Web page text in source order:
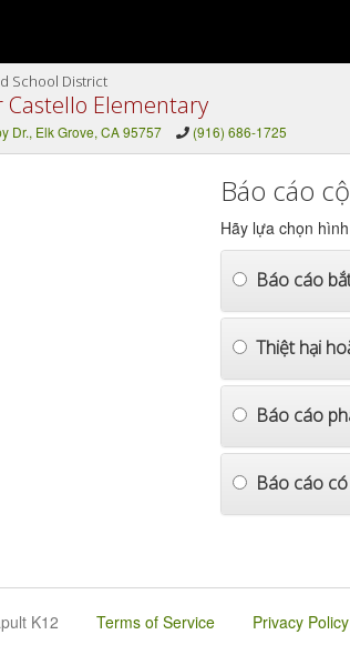
School District
Castello Elementary
Dr., Elk Grove, CA 95757 (916) 686-1725
Báo cáo
Hãy lựa chọn
Báo cáo
Thiệt hại
Báo cáo
Báo cáo
K12 Terms of Service Privacy Policy